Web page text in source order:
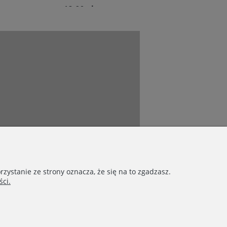
12,90 zł
© 2020 - BunnyMommy.pl
ze strony oznacza, że się na to zgadzasz.